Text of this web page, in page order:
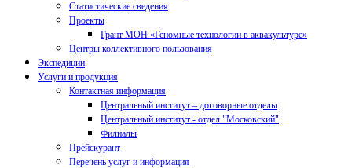
Статистические сведения
Проекты
Грант МОН «Геномные технологии в аквакультуре»
Центры коллективного пользования
Экспедиции
Услуги и продукция
Контактная информация
Центральный институт – договорные отделы
Центральный институт - отдел "Московский"
Филиалы
Прейскурант
Перечень услуг и информация